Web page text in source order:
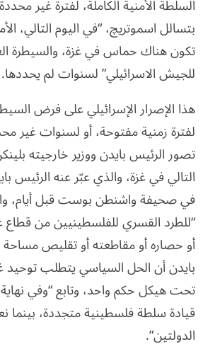
السلطة الأمنية الكاملة، لفترة غير
بتسالل اسموتریچ، “في اليوم التالي،
تكون هناك حماس في غزة، والسيطرة
للجيش الاسرائيلي” لسنوات لم يحددها.
هذا الإصرار الإسرائيلي على فرض
لفترة زمنية مفتوحة، أو لسنوات غير
تصور الرئيس بايدن ووزير خارجيته
التالي في غزة، والذي عبّر عنه الرئيس
في صحيفة واشنطن بوست قبل أيام،
“للطرد القسري للفلسطينيين من قطاع
أو حصاره أو مقاطعته أو تقليص مساحة
بايدن أن الحل السياسي يتطلب توحيد
تحت هيكل حكم واحد، وتابع “وفي
قيادة سلطة فلسطينية متجددة،
الدولتين”.